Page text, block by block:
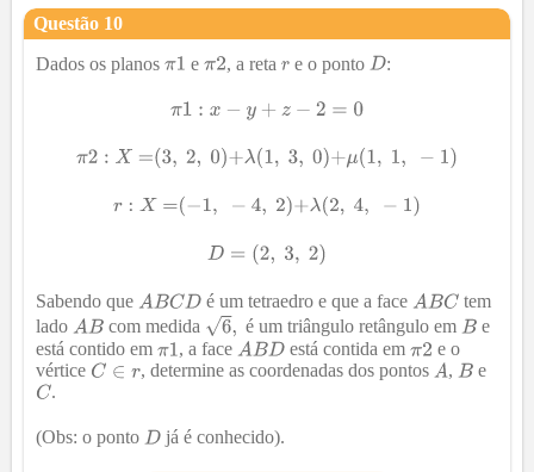
Questão 10
Dados os planos
e , a reta e o ponto :
Sabendo que é um tetraedro e que a face
tem
lado
com medida é um triângulo retângulo em
e
está contido em
, a face está contida em
e o
vértice
, determine as coordenadas dos pontos ,
e
.
(Obs: o ponto já é conhecido).